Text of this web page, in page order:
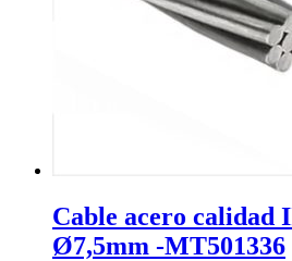
Cable acero calidad
Ø7,5mm -MT501336